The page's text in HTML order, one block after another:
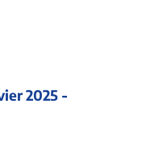
2025 -